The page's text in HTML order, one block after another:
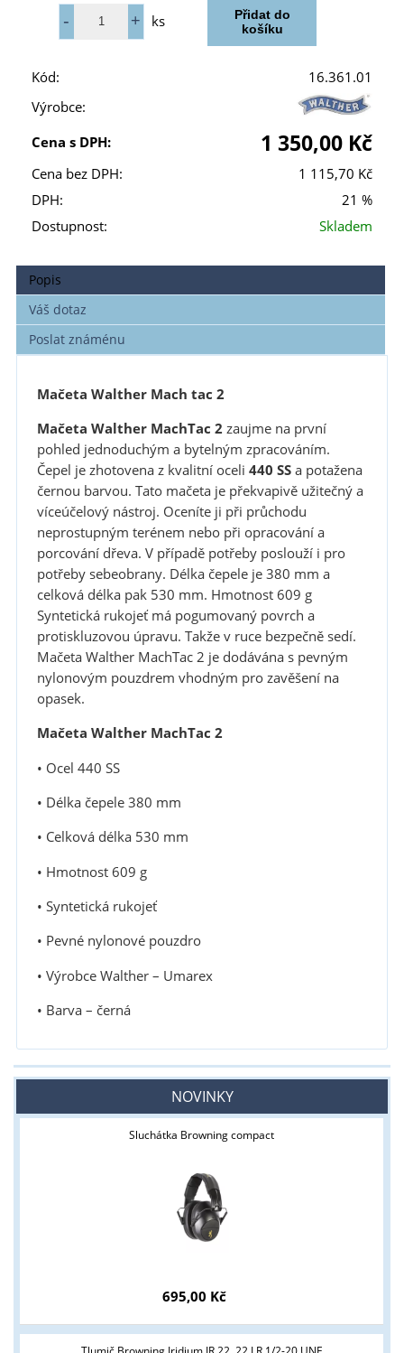
ks
Kód:
16.361.01
Výrobce:
Cena s DPH:
1 350,00 Kč
Cena bez DPH:
1 115,70 Kč
DPH:
21 %
Dostupnost:
Skladem
Popis
Váš dotaz
Poslat známénu
Mačeta Walther Mach tac 2
Mačeta Walther MachTac 2 zaujme na první
pohled jednoduchým a bytelným zpracováním.
Čepel je zhotovena z kvalitní oceli 440 SSa potažena
černou barvou. Tato mačeta je překvapivě užitečný a
víceúčelový nástroj. Oceníte ji při průchodu
neprostupným terénem nebo při opracování a
porcování dřeva. V případě potřeby poslouží i pro
potřeby sebeobrany. Délka čepele je 380 mm a
celková délka pak 530 mm. Hmotnost 609 g
Syntetická rukojeť má pogumovaný povrch a
protiskluzovou úpravu. Takže v ruce bezpečně sedí.
Mačeta Walther MachTac 2 je dodávána s pevným
nylonovým pouzdrem vhodným pro zavěšení na
opasek.
Mačeta Walther MachTac 2
• Ocel 440 SS
• Délka čepele 380 mm
• Celková délka 530 mm
• Hmotnost 609 g
• Syntetická rukojeť
• Pevné nylonové pouzdro
• Výrobce Walther – Umarex
• Barva – černá
NOVINKY
Sluchátka Browning compact
695,00 Kč